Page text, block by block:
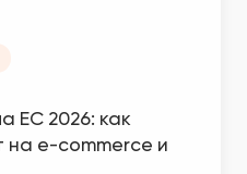
ЕС 2026: как
на e-commerce и